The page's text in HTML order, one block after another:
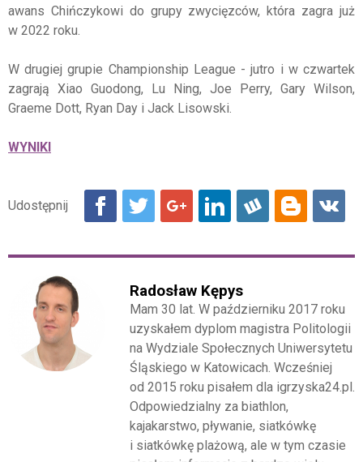
awans Chińczykowi do grupy zwycięzców, która zagra już
w 2022 roku.
W drugiej grupie Championship League - jutro i w czwartek
zagrają Xiao Guodong, Lu Ning, Joe Perry, Gary Wilson,
Graeme Dott, Ryan Day i Jack Lisowski.
WYNIKI
Radosław Kępys
Mam 30 lat. W październiku 2017 roku
uzyskałem dyplom magistra Politologii
na Wydziale Społecznych Uniwersytetu
Śląskiego w Katowicach. Wcześniej
od 2015 roku pisałem dla igrzyska24.pl.
Odpowiedzialny za biathlon,
kajakarstwo, pływanie, siatkówkę
i siatkówkę plażową, ale w tym czasie